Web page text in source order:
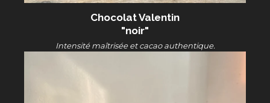
Chocolat Valentin
"noir"
Intensité maîtrisée et cacao authentique.